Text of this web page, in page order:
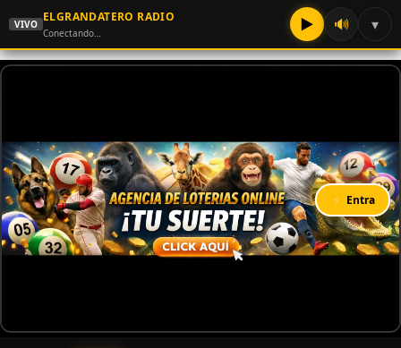
VIVO
ELGRANDATERO RADIO
Conectando… ▶ 🔊 ▾
⚡ Entra